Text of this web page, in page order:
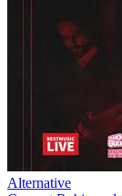
Alternative